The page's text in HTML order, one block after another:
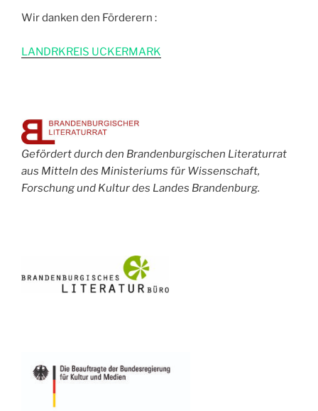
Wir danken den Förderern :
LANDRKREIS UCKERMARK
Gefördert durch den Brandenburgischen Literaturrat
aus Mitteln des Ministeriums für Wissenschaft,
Forschung und Kultur des Landes Brandenburg.